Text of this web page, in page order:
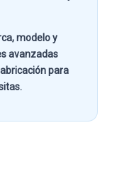
modelo y
avanzadas
para